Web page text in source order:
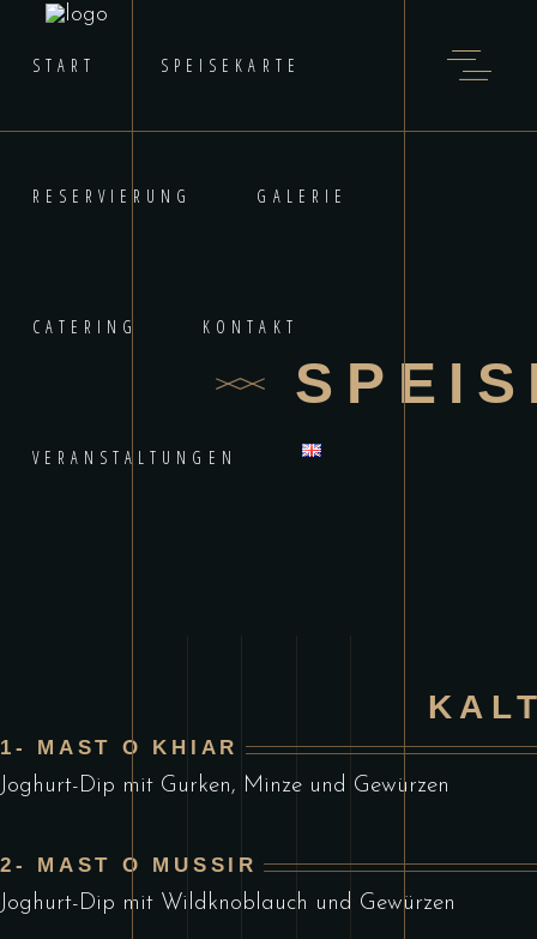
START SPEISEKARTE
RESERVIERUNG GALERIE
CATERING KONTAKT
VERANSTALTUNGEN
1- MAST O KHIAR
Joghurt-Dip mit Gurken, Minze und Gewürzen
2- MAST O MUSSIR
Joghurt-Dip mit Wildknoblauch und Gewürzen